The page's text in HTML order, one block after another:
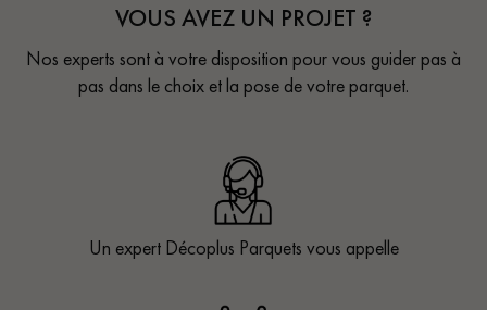
VOUS AVEZ UN PROJET ?
Nos experts sont à votre disposition pour vous guider pas à
pas dans le choix et la pose de votre parquet.
Un expert Décoplus Parquets vous appelle